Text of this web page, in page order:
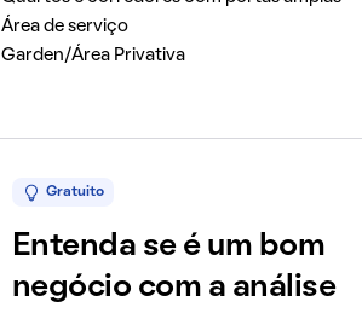
Área de serviço
Garden/Área Privativa
Gratuito
Entenda se é um bom
negócio com a análise